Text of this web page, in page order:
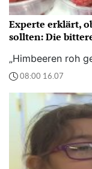
Experte erklärt,
sollten: Die
„Himbeeren roh
08:00 16.07